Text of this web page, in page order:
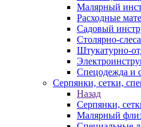
Малярный
Расходные
Садовый
Столярно-
Штукатурно-
Спецодежда и
Серпянки, сетки,
Назад
Серпянки,
Малярный